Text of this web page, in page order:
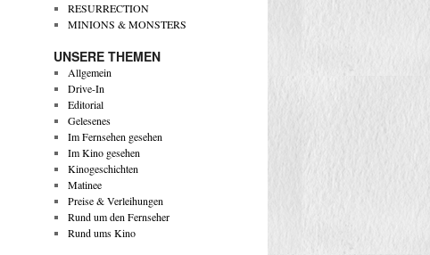
RESURRECTION
MINIONS & MONSTERS
UNSERE THEMEN
Allgemein
Drive-In
Editorial
Gelesenes
Im Fernsehen gesehen
Im Kino gesehen
Kinogeschichten
Matinee
Preise & Verleihungen
Rund um den Fernseher
Rund ums Kino